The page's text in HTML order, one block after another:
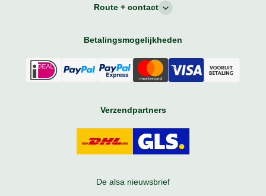
Route + contact
Betalingsmogelijkheden
Verzendpartners
De alsa nieuwsbrief